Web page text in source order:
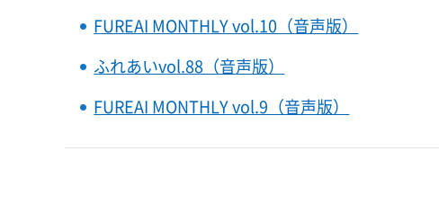
FUREAI MONTHLY vol.10（音声版）
ふれあいvol.88（音声版）
FUREAI MONTHLY vol.9（音声版）